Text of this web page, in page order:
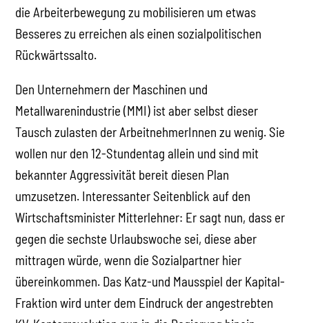
die Arbeiterbewegung zu mobilisieren um etwas
Besseres zu erreichen als einen sozialpolitischen
Rückwärtssalto.
Den Unternehmern der Maschinen und
Metallwarenindustrie (MMI) ist aber selbst dieser
Tausch zulasten der ArbeitnehmerInnen zu wenig. Sie
wollen nur den 12-Stundentag allein und sind mit
bekannter Aggressivität bereit diesen Plan
umzusetzen. Interessanter Seitenblick auf den
Wirtschaftsminister Mitterlehner: Er sagt nun, dass er
gegen die sechste Urlaubswoche sei, diese aber
mittragen würde, wenn die Sozialpartner hier
übereinkommen. Das Katz-und Mausspiel der Kapital-
Fraktion wird unter dem Eindruck der angestrebten